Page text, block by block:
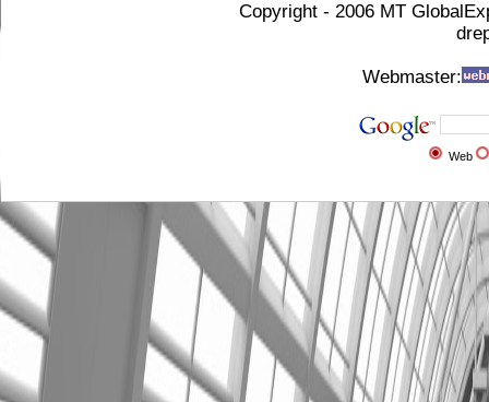
Copyright - 2006 MT
Webmaster:
Web